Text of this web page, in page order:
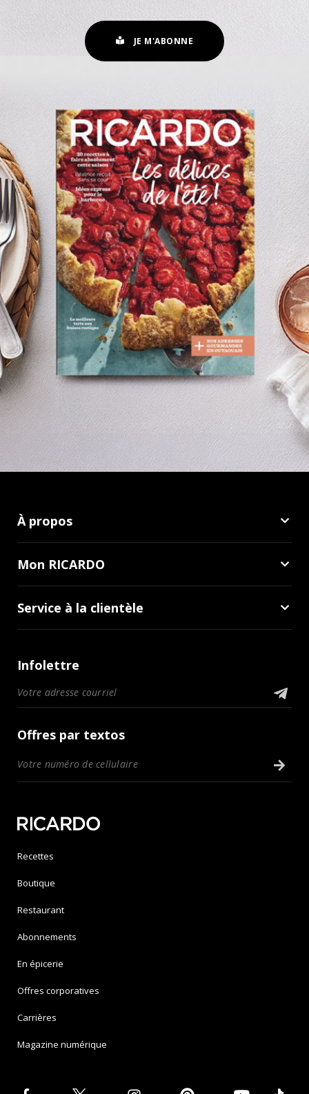
JE M'ABONNE
À propos
Mon RICARDO
Service à la clientèle
Infolettre
Offres par textos
Recettes
Boutique
Restaurant
Abonnements
En épicerie
Offres corporatives
Carrières
Magazine numérique